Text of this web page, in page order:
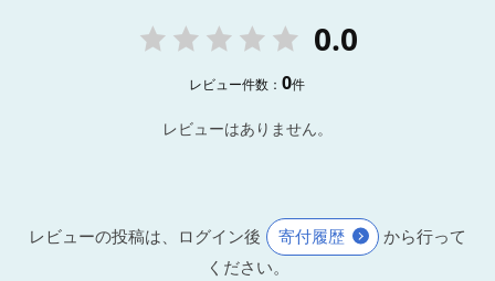
0.0
レビュー件数：0件
レビューはありません。
レビューの投稿は、ログイン後 寄付履歴
から行って
ください。